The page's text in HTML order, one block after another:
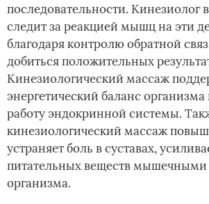
последовательности. Кинезиолог
следит за реакцией мышц на эти
благодаря контролю обратной
добиться положительных
Кинезиологический массаж
энергетический баланс
работу эндокринной системы.
кинезиологический массаж
устраняет боль в суставах,
питательных веществ мышечными
организма.